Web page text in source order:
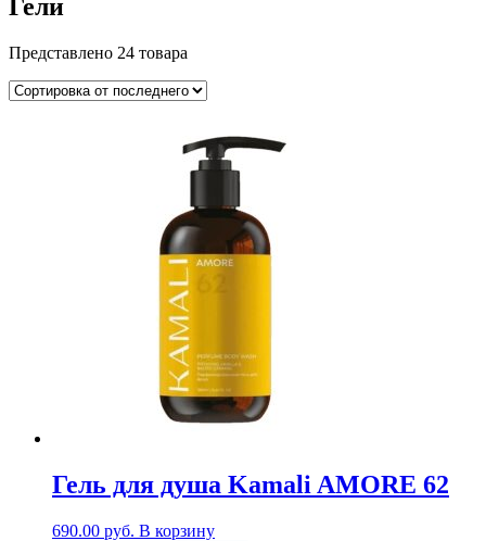
Гели
Представлено 24 товара
Гель для душа Kamali AMORE 62
690.00 руб. В корзину